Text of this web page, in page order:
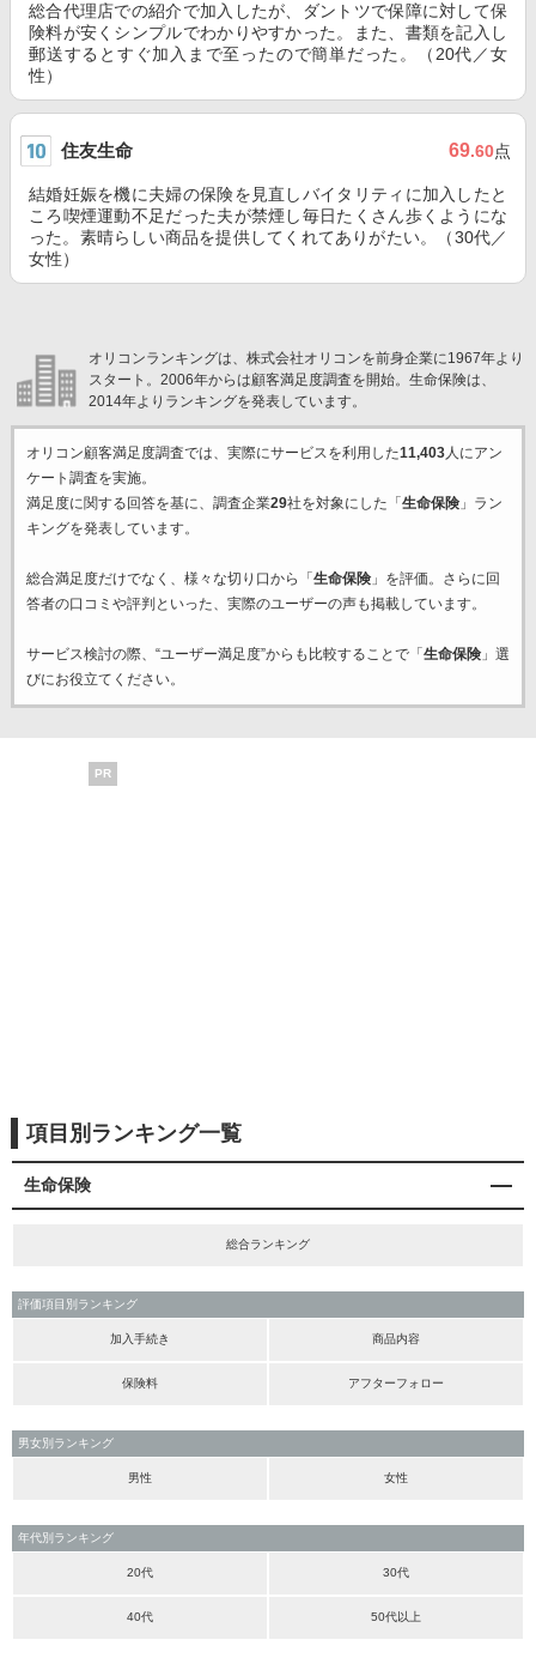
総合代理店での紹介で加入したが、ダントツで保障に対して保
険料が安くシンプルでわかりやすかった。また、書類を記入し
郵送するとすぐ加入まで至ったので簡単だった。（20代／女
性）
住友生命 69.60点
結婚妊娠を機に夫婦の保険を見直しバイタリティに加入したと
ころ喫煙運動不足だった夫が禁煙し毎日たくさん歩くようにな
った。素晴らしい商品を提供してくれてありがたい。（30代／
女性）
オリコンランキングは、株式会社オリコンを前身企業に1967年より
スタート。2006年からは顧客満足度調査を開始。生命保険は、
2014年よりランキングを発表しています。
オリコン顧客満足度調査では、実際にサービスを利用した11,403人にアン
ケート調査を実施。
満足度に関する回答を基に、調査企業29社を対象にした「 生命保険」ラン
キングを発表しています。
総合満足度だけでなく、様々な切り口から「 生命保険」を評価。さらに回
答者の口コミや評判といった、実際のユーザーの声も掲載しています。
サービス検討の際、“ユーザー満足度”からも比較することで「 生命保険」選
びにお役立てください。
PR
項目別ランキング一覧
生命保険
総合ランキング
評価項目別ランキング
加入手続き 商品内容
保険料 アフターフォロー
男女別ランキング
男性 女性
年代別ランキング
20代 30代
40代 50代以上